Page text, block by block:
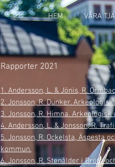
HEM VÅRA
Rapporter 2021
1. Andersson, L. & Jönis, R.
2. Jonsson, R.Dunker.
3. Jonsson, R. Himna.
4. Andersson, L. & Jonsson, R.
5. Jonsson, R. Ockelsta, Äspesta
kommun.
6. Jonsson, R. Stenålder i Bröta